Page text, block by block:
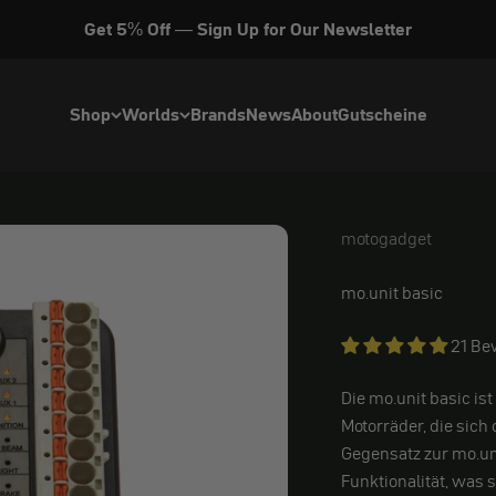
Get 5% Off — Sign Up for Our Newsletter
Shop Worlds BrandsNewsAboutGutscheine
motogadget
motogadget
mo.unit basic
21
Die mo.unit basic
Motorräder, die
Gegensatz zur
Funktionalität, was